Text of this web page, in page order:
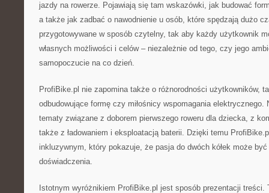
jazdy na rowerze. Pojawiają się tam wskazówki, jak budować
a także jak zadbać o nawodnienie u osób, które spędzają dużo
przygotowywane w sposób czytelny, tak aby każdy użytkownik
własnych możliwości i celów – niezależnie od tego, czy jego
samopoczucie na co dzień.
ProfiBike.pl nie zapomina także o różnorodności użytkowników,
odbudowujące formę czy miłośnicy wspomagania elektrycznego.
tematy związane z doborem pierwszego roweru dla dziecka, z
także z ładowaniem i eksploatacją baterii. Dzięki temu
inkluzywnym, który pokazuje, że pasja do dwóch kółek może
doświadczenia.
Istotnym wyróżnikiem ProfiBike.pl jest sposób prezentacji